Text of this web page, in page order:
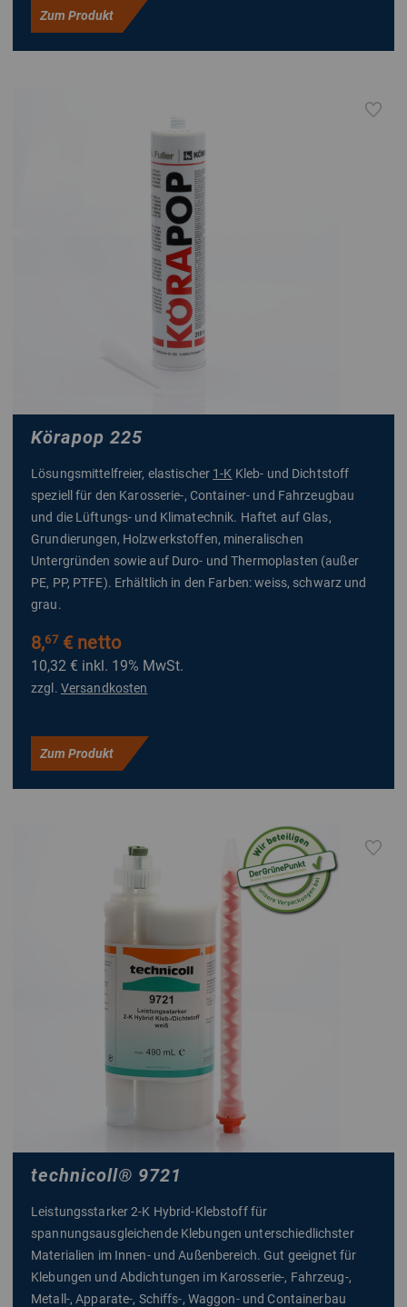
Zum Produkt
Körapop 225
Lösungsmittelfreier, elastischer 1-K Kleb- und Dichtstoff
speziell für den Karosserie-, Container- und Fahrzeugbau
und die Lüftungs- und Klimatechnik. Haftet auf Glas,
Grundierungen, Holzwerkstoffen, mineralischen
Untergründen sowie auf Duro- und Thermoplasten (außer
PE, PP, PTFE). Erhältlich in den Farben: weiss, schwarz und
grau.
8,67€ netto
10,32 € inkl. 19% MwSt.
zzgl. Versandkosten
Zum Produkt
technicoll® 9721
Leistungsstarker 2-K Hybrid-Klebstoff für
spannungsausgleichende Klebungen unterschiedlichster
Materialien im Innen- und Außenbereich. Gut geeignet für
Klebungen und Abdichtungen im Karosserie-, Fahrzeug-,
Metall-, Apparate-, Schiffs-, Waggon- und Containerbau